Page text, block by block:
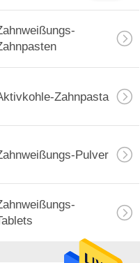
Zahnpasta
Pulver